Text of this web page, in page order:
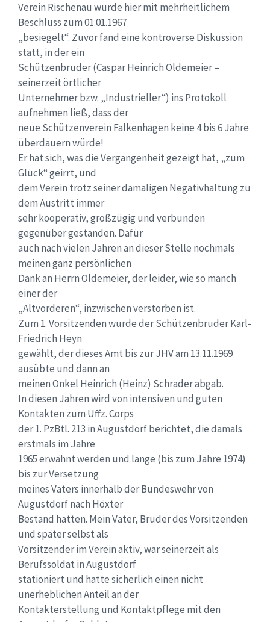
Verein Rischenau wurde hier mit mehrheitlichem
Beschluss zum 01.01.1967
„besiegelt“. Zuvor fand eine kontroverse Diskussion
statt, in der ein
Schützenbruder (Caspar Heinrich Oldemeier –
seinerzeit örtlicher
Unternehmer bzw. „Industrieller“) ins Protokoll
aufnehmen ließ, dass der
neue Schützenverein Falkenhagen keine 4 bis 6 Jahre
überdauern würde!
Er hat sich, was die Vergangenheit gezeigt hat, „zum
Glück“ geirrt, und
dem Verein trotz seiner damaligen Negativhaltung zu
dem Austritt immer
sehr kooperativ, großzügig und verbunden
gegenüber gestanden. Dafür
auch nach vielen Jahren an dieser Stelle nochmals
meinen ganz persönlichen
Dank an Herrn Oldemeier, der leider, wie so manch
einer der
„Altvorderen“, inzwischen verstorben ist.
Zum 1. Vorsitzenden wurde der Schützenbruder Karl-
Friedrich Heyn
gewählt, der dieses Amt bis zur JHV am 13.11.1969
ausübte und dann an
meinen Onkel Heinrich (Heinz) Schrader abgab.
In diesen Jahren wird von intensiven und guten
Kontakten zum Uffz. Corps
der 1. PzBtl. 213 in Augustdorf berichtet, die damals
erstmals im Jahre
1965 erwähnt werden und lange (bis zum Jahre 1974)
bis zur Versetzung
meines Vaters innerhalb der Bundeswehr von
Augustdorf nach Höxter
Bestand hatten. Mein Vater, Bruder des Vorsitzenden
und später selbst als
Vorsitzender im Verein aktiv, war seinerzeit als
Berufssoldat in Augustdorf
stationiert und hatte sicherlich einen nicht
unerheblichen Anteil an der
Kontakterstellung und Kontaktpflege mit den